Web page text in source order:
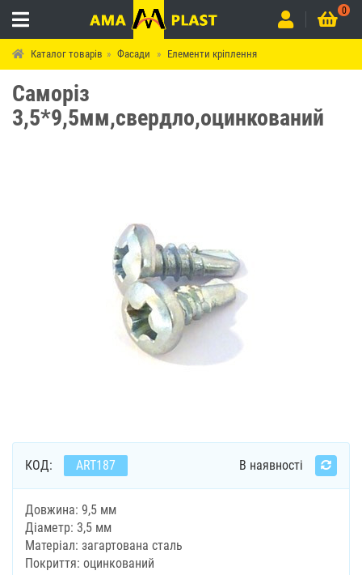
0
Каталог товарів Фасади Елементи кріплення
Саморіз
3,5*9,5мм,свердло,оцинкований
КОД: ART187 В наявності
Довжина: 9,5 мм
Діаметр: 3,5 мм
Матеріал: загартована сталь
Покриття: оцинкований